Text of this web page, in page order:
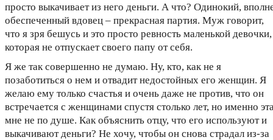
просто выкачивает из него деньги. А что? Одинокий,
обеспеченный вдовец – прекрасная партия. Муж говорит,
что я зря бешусь и это просто ревность маленькой девочки,
которая не отпускает своего папу от себя.
Я же так совершенно не думаю. Ну, кто, как не я
позаботиться о нем и отвадит недостойных его женщин. Я
желаю ему только счастья и очень даже не против, что он
встречается с женщинами спустя столько лет, но именно
мне не по душе. Как объяснить отцу, что его используют и
выкачивают деньги? Не хочу, чтобы он снова страдал из-за